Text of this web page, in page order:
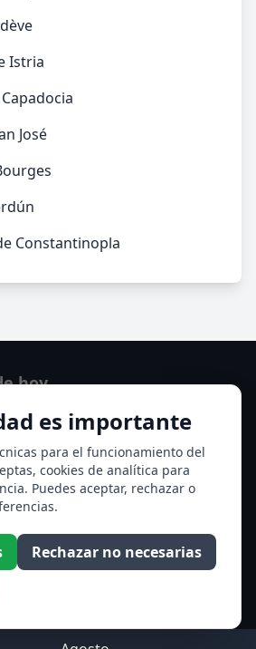
Istria
José
Constantinopla
es importante
para el funcionamiento del
cookies de analítica para
Puedes aceptar, rechazar o
Rechazar no necesarias
hoy
de hoy
Febrero
Abril